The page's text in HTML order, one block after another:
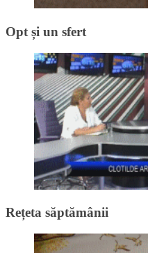
Opt și un sfert
Rețeta săptămânii